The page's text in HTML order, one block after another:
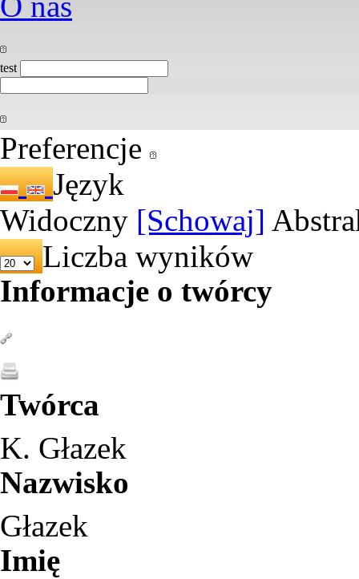
test
Preferencje
Język
Widoczny [Schowaj]
Liczba wyników
Informacje o twórcy
Twórca
K. Głazek
Nazwisko
Głazek
Imię